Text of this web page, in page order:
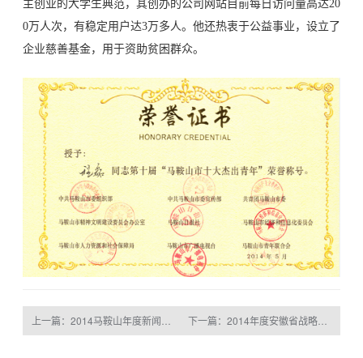
主创业的大学生典范，其创办的公司网站目前每日访问量高达20
0万人次，有稳定用户达3万多人。他还热衷于公益事业，设立了
企业慈善基金，用于资助贫困群众。
下一篇：2014年度安徽省战略性新兴产业技术领军人才入选人员的公示